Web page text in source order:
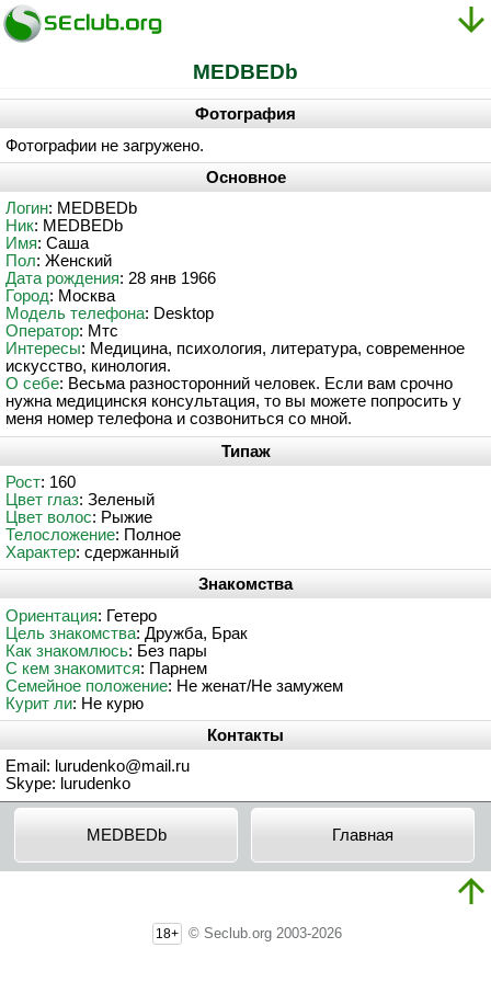
MEDBEDb
Фотография
Фотографии не загружено.
Основное
Логин: MEDBEDb
Ник: MEDBEDb
Имя: Саша
Пол: Женский
Дата рождения: 28 янв 1966
Город: Москва
Модель телефона: Desktop
Оператор: Мтс
Интересы: Медицина, психология, литература, современное
искусство, кинология.
О себе: Весьма разносторонний человек. Если вам срочно
нужна медицинскя консультация, то вы можете попросить у
меня номер телефона и созвониться со мной.
Типаж
Рост: 160
Цвет глаз: Зеленый
Цвет волос: Рыжие
Телосложение: Полное
Характер: сдержанный
Знакомства
Ориентация: Гетеро
Цель знакомства: Дружба, Брак
Как знакомлюсь: Без пары
С кем знакомится: Парнем
Семейное положение: Не женат/Не замужем
Курит ли: Не курю
Контакты
Email: lurudenko@mail.ru
Skype: lurudenko
MEDBEDb Главная
18+ © Seclub.org 2003-2026